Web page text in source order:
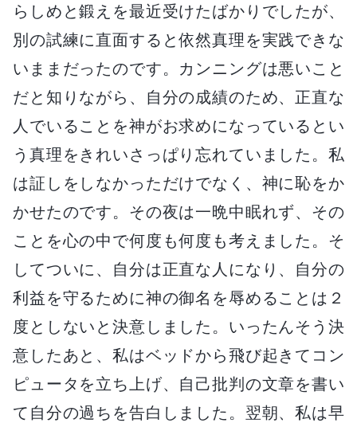
らしめと鍛えを最近受けたばかりでしたが、
別の試練に直面すると依然真理を実践できな
いままだったのです。カンニングは悪いこと
だと知りながら、自分の成績のため、正直な
人でいることを神がお求めになっているとい
う真理をきれいさっぱり忘れていました。私
は証しをしなかっただけでなく、神に恥をか
かせたのです。その夜は一晩中眠れず、その
ことを心の中で何度も何度も考えました。そ
してついに、自分は正直な人になり、自分の
利益を守るために神の御名を辱めることは２
度としないと決意しました。いったんそう決
意したあと、私はベッドから飛び起きてコン
ピュータを立ち上げ、自己批判の文章を書い
て自分の過ちを告白しました。翌朝、私は早